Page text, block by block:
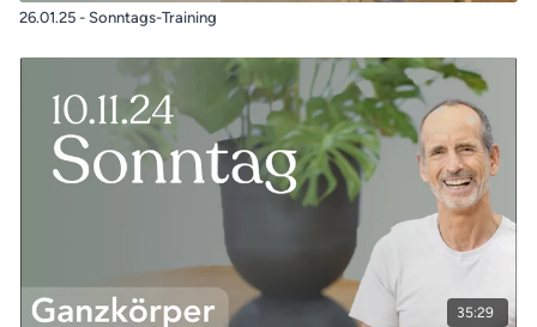
26.01.25 - Sonntags-Training
35:29